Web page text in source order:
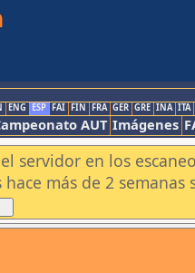
ENG ESP FAI FIN FRA GER GRE INA ITA
AUT Imágenes
servidor en los
más de 2